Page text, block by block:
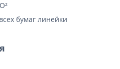
бумаг линейки